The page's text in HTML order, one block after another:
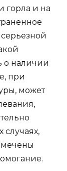
горла и на
о наличии
при
может
случаях,